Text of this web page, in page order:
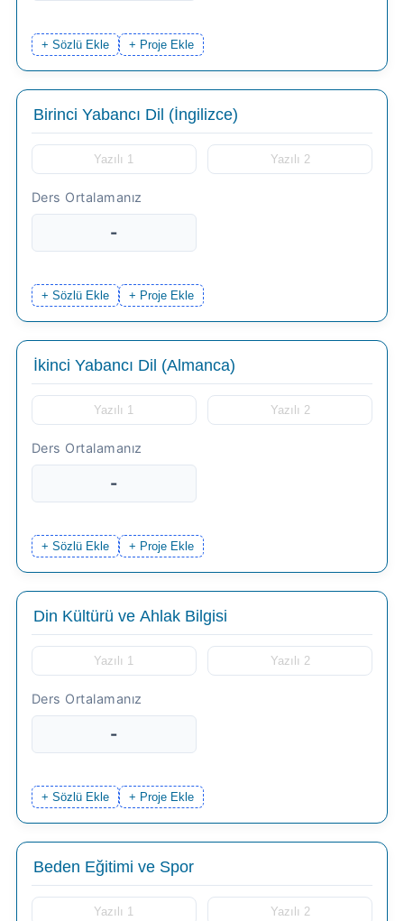
+ Sözlü Ekle + Proje Ekle
-
+ Sözlü Ekle + Proje Ekle
-
+ Sözlü Ekle + Proje Ekle
-
+ Sözlü Ekle + Proje Ekle